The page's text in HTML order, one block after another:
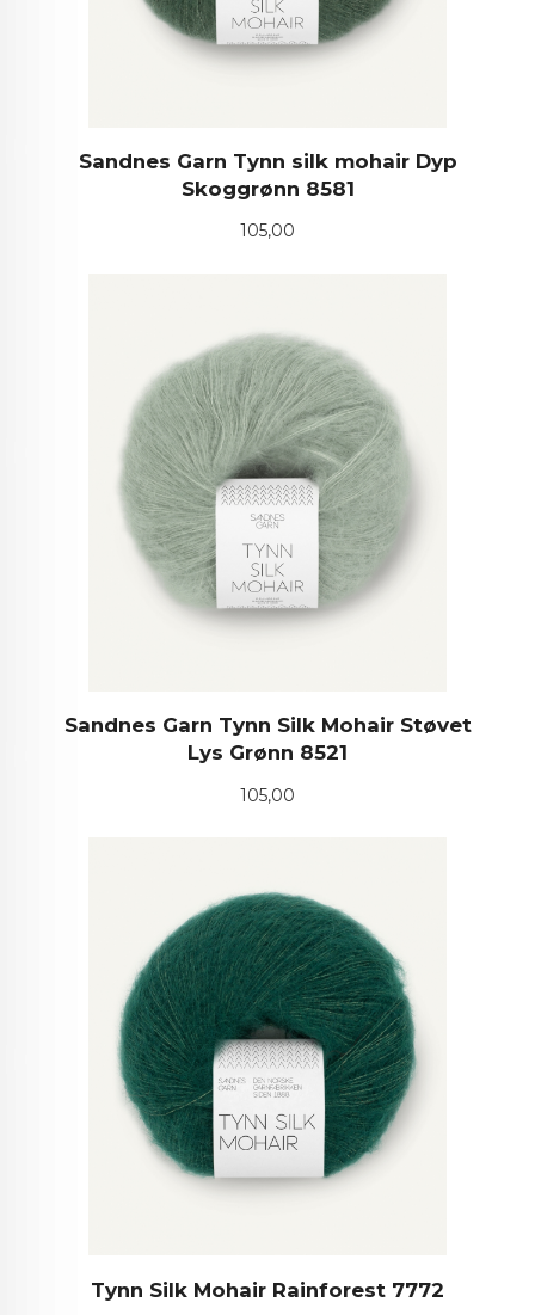
Sandnes Garn Tynn silk mohair Dyp
Skoggrønn 8581
Pris
105,00
Sandnes Garn Tynn Silk Mohair Støvet
Lys Grønn 8521
Pris
105,00
Tynn Silk Mohair Rainforest 7772